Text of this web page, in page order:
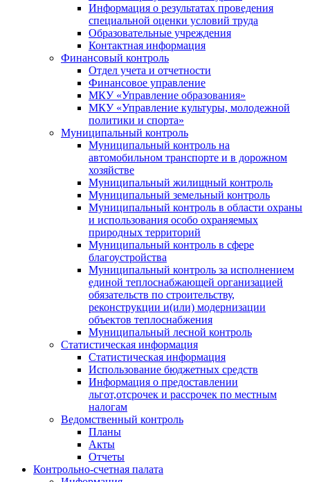
Информация о результатах проведения
специальной оценки условий труда
Образовательные учреждения
Контактная информация
Финансовый контроль
Отдел учета и отчетности
Финансовое управление
МКУ «Управление образования»
МКУ «Управление культуры, молодежной
политики и спорта»
Муниципальный контроль
Муниципальный контроль на
автомобильном транспорте и в дорожном
хозяйстве
Муниципальный жилищный контроль
Муниципальный земельный контроль
Муниципальный контроль в области охраны
и использования особо охраняемых
природных территорий
Муниципальный контроль в сфере
благоустройства
Муниципальный контроль за исполнением
единой теплоснабжающей организацией
обязательств по строительству,
реконструкции и(или) модернизации
объектов теплоснабжения
Муниципальный лесной контроль
Статистическая информация
Статистическая информация
Использование бюджетных средств
Информация о предоставлении
льгот,отсрочек и рассрочек по местным
налогам
Ведомственный контроль
Планы
Акты
Отчеты
Контрольно-счетная палата